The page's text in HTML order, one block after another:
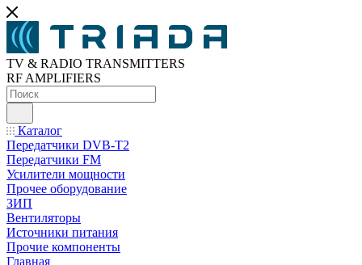
TV & RADIO TRANSMITTERS
RF AMPLIFIERS
Каталог
Передатчики DVB-T2
Передатчики FM
Усилители мощности
Прочее оборудование
ЗИП
Вентиляторы
Источники питания
Прочие компоненты
Главная